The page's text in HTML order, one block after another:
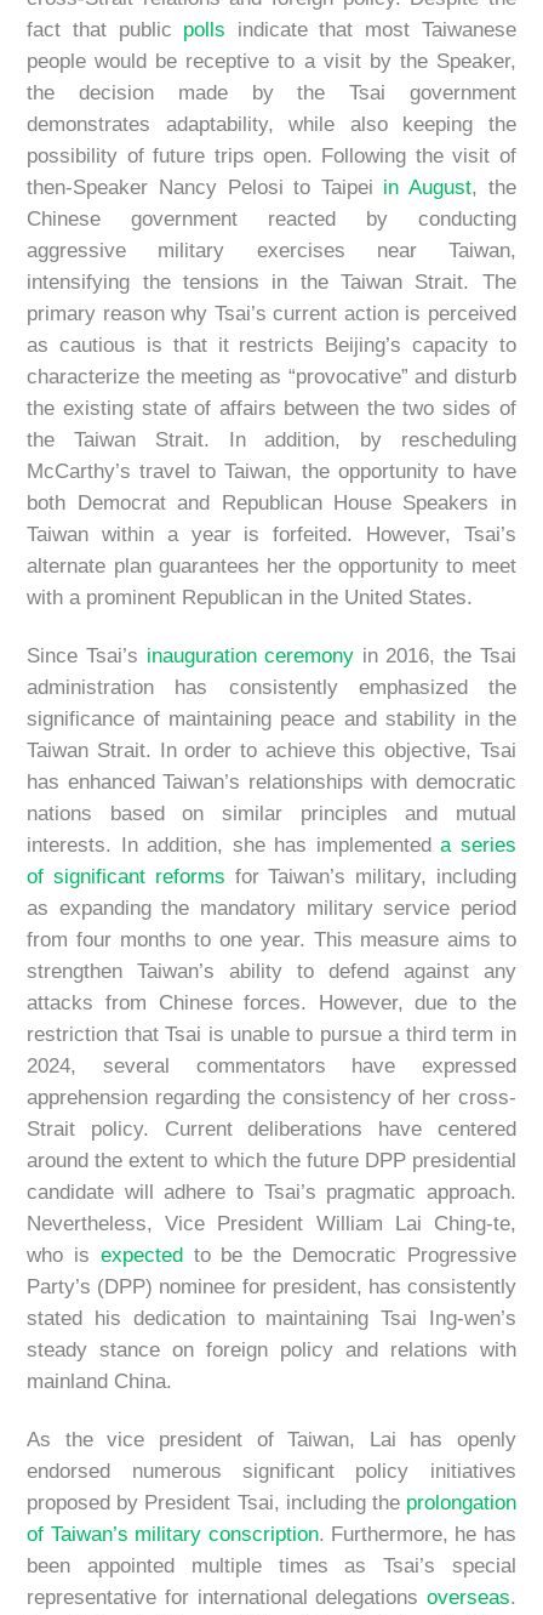
fact that public polls indicate that most Taiwanese
people would be receptive to a visit by the Speaker,
the decision made by the Tsai government
demonstrates adaptability, while also keeping the
possibility of future trips open. Following the visit of
then-Speaker Nancy Pelosi to Taipei in August, the
Chinese government reacted by conducting
aggressive military exercises near Taiwan,
intensifying the tensions in the Taiwan Strait. The
primary reason why Tsai’s current action is perceived
as cautious is that it restricts Beijing’s capacity to
characterize the meeting as “provocative” and disturb
the existing state of affairs between the two sides of
the Taiwan Strait. In addition, by rescheduling
McCarthy’s travel to Taiwan, the opportunity to have
both Democrat and Republican House Speakers in
Taiwan within a year is forfeited. However, Tsai’s
alternate plan guarantees her the opportunity to meet
with a prominent Republican in the United States.
Since Tsai’s inauguration ceremony in 2016, the Tsai
administration has consistently emphasized the
significance of maintaining peace and stability in the
Taiwan Strait. In order to achieve this objective, Tsai
has enhanced Taiwan’s relationships with democratic
nations based on similar principles and mutual
interests. In addition, she has implementeda series
of significant reforms for Taiwan’s military, including
as expanding the mandatory military service period
from four months to one year. This measure aims to
strengthen Taiwan’s ability to defend against any
attacks from Chinese forces. However, due to the
restriction that Tsai is unable to pursue a third term in
2024, several commentators have expressed
apprehension regarding the consistency of her cross-
Strait policy. Current deliberations have centered
around the extent to which the future DPP presidential
candidate will adhere to Tsai’s pragmatic approach.
Nevertheless, Vice President William Lai Ching-te,
who is expectedto be the Democratic Progressive
Party’s (DPP) nominee for president, has consistently
stated his dedication to maintaining Tsai Ing-wen’s
steady stance on foreign policy and relations with
mainland China.
As the vice president of Taiwan, Lai has openly
endorsed numerous significant policy initiatives
proposed by President Tsai, including the prolongation
of Taiwan’s military conscription. Furthermore, he has
been appointed multiple times as Tsai’s special
representative for international delegations overseas.